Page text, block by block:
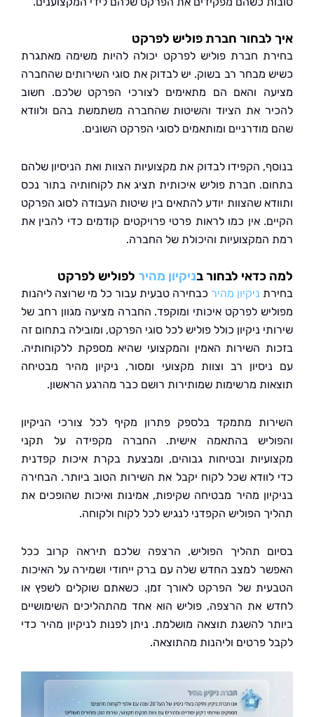
לבחור חברת פוליש לפרקט
חברת פוליש לפרקט יכולה להיות משימה מאתגרת
מבחר רב בשוק. יש לבדוק את סוגי השירותים שהחברה
והאם הם מתאימים לצורכי הפרקט שלכם. חשוב
את הציוד והשיטות שהחברה משתמשת בהם ולוודא
ומותאמים לסוגי הפרקט השונים.
הקפידו לבדוק את מקצועיות הצוות ואת הניסיון שלהם
חברת פוליש איכותית תציג את לקוחותיה בתור נכס
שהצוות יודע להתאים בין שיטות העבודה לסוג הפרקט
אין כמו לראות פרטי פרויקטים קודמים כדי להבין את
והיכולת של החברה.
כדאי לבחור בניקיון מהירלפוליש לפרקט
ניקיון מהירכבחירה טבעית עבור כל מי שרוצה ליהנות
לפרקט איכותי ומוקפד. החברה מציעה מגוון רחב של
ניקיון כולל פוליש לכל סוגי הפרקט, ומובילה בתחום זה
השירות האמין והמקצועי שהיא מספקת ללקוחותיה.
רב וצוות מקצועי ומסור, ניקיון מהיר מבטיחה
מרשימות שמותירות רושם כבר מהרגע הראשון.
מתמקד בלספק פתרון מקיף לכל צורכי הניקיון
בהתאמה אישית. החברה מקפידה על תקני
ובטיחות גבוהים, ומבצעת בקרת איכות קפדנית
שכל לקוח יקבל את השירות הטוב ביותר. הבחירה
מהיר מבטיחה שקיפות, אמינות ואיכות שהופכים את
הפוליש הקפדני לנגיש לכל לקוח ולקוחה.
תהליך הפוליש, הרצפה שלכם תיראה קרוב ככל
למצב החדש שלה עם ברק ייחודי ושמירה על האיכות
של הפרקט לאורך זמן. כשאתם שוקלים לשפץ או
את הרצפה, פוליש הוא אחד מהתהליכים השימושיים
להשגת תוצאה מושלמת. ניתן לפנות לניקיון מהיר כדי
פרטים וליהנות מהתוצאה.